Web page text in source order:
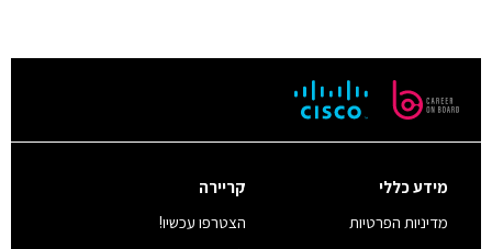
מידע כללי
מדיניות הפרטיות
קריירה
הצטרפו עכשיו!